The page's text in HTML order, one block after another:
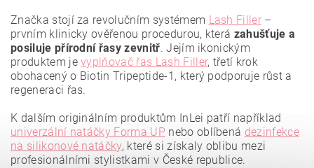
Vložením hodnocení souhlasíte se
zásadami ochrany
osobních údajů.
Značka stojí za revolučním systémem Lash Filler –
prvním klinicky ověřenou procedurou, která zahušťuje a
posiluje přírodní řasy zevnitř. Jejím ikonickým
produktem jevyplňovač řas Lash Filler, třetí krok
obohacený o Biotin Tripeptide-1, který podporuje růst a
regeneraci řas.
K dalším originálním produktům InLei patří například
univerzální natáčky Forma UP nebo oblíbená dezinfekce
na silikonové natáčky, které si získaly oblibu mezi
profesionálními stylistkami v České republice.